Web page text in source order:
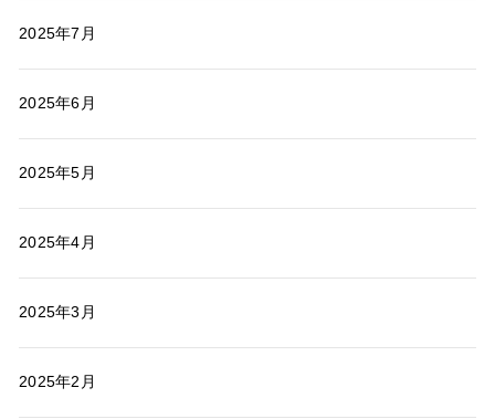
2025年7月
2025年6月
2025年5月
2025年4月
2025年3月
2025年2月